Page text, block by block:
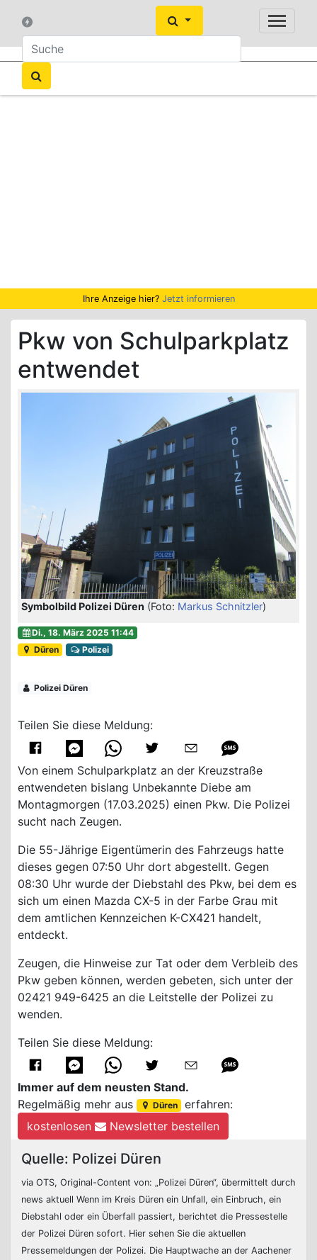
Ihre Anzeige hier? Jetzt informieren
Pkw von Schulparkplatz
entwendet
Symbolbild Polizei Düren (Foto: Markus Schnitzler)
Di., 18. März 2025 11:44
Düren
Polizei
Polizei Düren
Teilen Sie diese Meldung:
Von einem Schulparkplatz an der Kreuzstraße
entwendeten bislang Unbekannte Diebe am
Montagmorgen (17.03.2025) einen Pkw. Die Polizei
sucht nach Zeugen.
Die 55-Jährige Eigentümerin des Fahrzeugs hatte
dieses gegen 07:50 Uhr dort abgestellt. Gegen
08:30 Uhr wurde der Diebstahl des Pkw, bei dem es
sich um einen Mazda CX-5 in der Farbe Grau mit
dem amtlichen Kennzeichen K-CX421 handelt,
entdeckt.
Zeugen, die Hinweise zur Tat oder dem Verbleib des
Pkw geben können, werden gebeten, sich unter der
02421 949-6425 an die Leitstelle der Polizei zu
wenden.
Teilen Sie diese Meldung:
Immer auf dem neusten Stand.
Regelmäßig mehr aus
Düren
erfahren:
kostenlosen
Newsletter bestellen
Quelle: Polizei Düren
via OTS, Original-Content von: „Polizei Düren“, übermittelt durch
news aktuell Wenn im Kreis Düren ein Unfall, ein Einbruch, ein
Diebstahl oder ein Überfall passiert, berichtet die Pressestelle
der Polizei Düren sofort. Hier sehen Sie die aktuellen
Pressemeldungen der Polizei. Die Hauptwache an der Aachener